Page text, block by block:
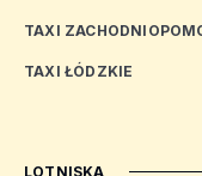
TAXI
TAXI ŁÓDZKIE
LOTNISKA